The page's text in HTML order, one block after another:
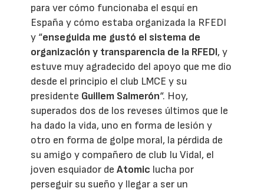
para ver cómo funcionaba el esquí en
España y cómo estaba organizada la RFEDI
y “enseguida me gustó el sistema de
organización y transparencia de la RFEDI, y
estuve muy agradecido del apoyo que me dio
desde el principio el club LMCE y su
presidente Guillem Salmerón“. Hoy,
superados dos de los reveses últimos que le
ha dado la vida, uno en forma de lesión y
otro en forma de golpe moral, la pérdida de
su amigo y compañero de club Iu Vidal, el
joven esquiador deAtomic lucha por
perseguir su sueño y llegar a ser un